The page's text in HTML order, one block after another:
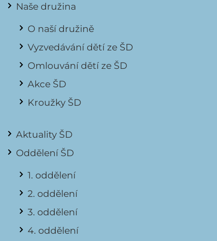
Naše družina
O naší družině
Vyzvedávání dětí ze ŠD
Omlouvání dětí ze ŠD
Akce ŠD
Kroužky ŠD
Aktuality ŠD
Oddělení ŠD
1. oddělení
2. oddělení
3. oddělení
4. oddělení